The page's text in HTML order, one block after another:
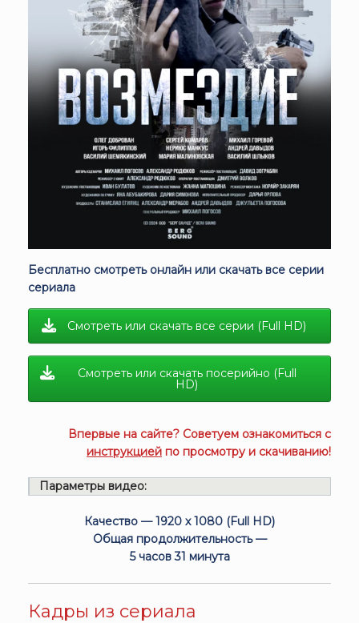
Бесплатно смотреть онлайн или скачать все серии
сериала
Смотреть или скачать все серии (Full HD)
Смотреть или скачать посерийно (Full
HD)
Впервые на сайте? Советуем ознакомиться с
инструкцией по просмотру и скачиванию!
Параметры видео:
Качество — 1920 x 1080 (Full HD)
Общая продолжительность —
5 часов 31 минута
Кадры из сериала